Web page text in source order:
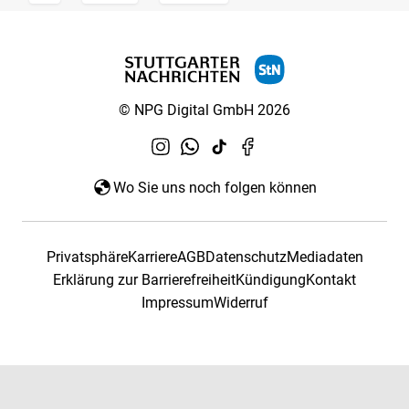
© NPG Digital GmbH 2026
Wo Sie uns noch folgen können
PrivatsphäreKarriereAGBDatenschutzMediadaten
Erklärung zur BarrierefreiheitKündigungKontakt
ImpressumWiderruf